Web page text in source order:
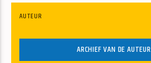
AUTEUR
ARCHIEF VAN DE AUTEUR